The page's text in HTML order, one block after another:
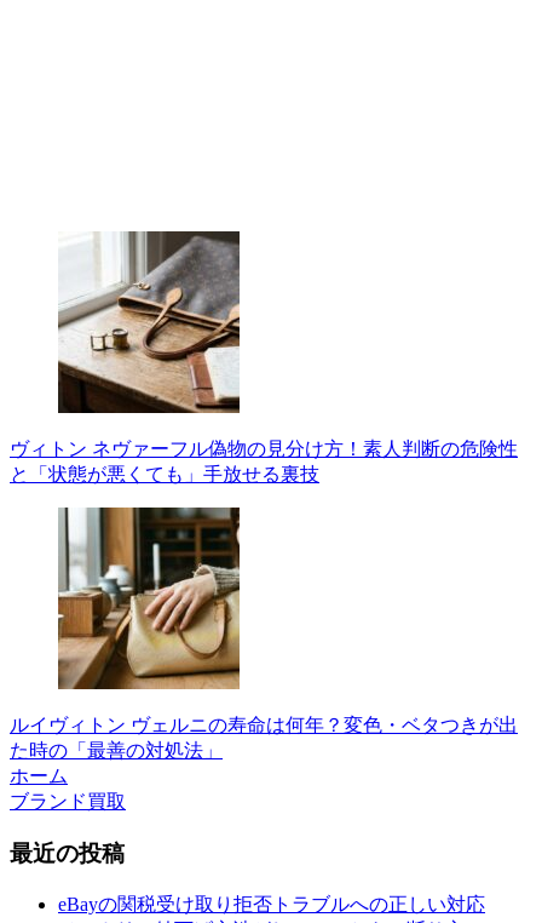
ヴィトン ネヴァーフル偽物の見分け方！素人判断の危険性
と「状態が悪くても」手放せる裏技
ルイヴィトン ヴェルニの寿命は何年？変色・ベタつきが出
た時の「最善の対処法」
ホーム
ブランド買取
最近の投稿
eBayの関税受け取り拒否トラブルへの正しい対応